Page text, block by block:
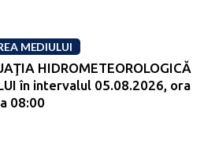
MEDIULUI
HIDROMETEOROLOGICĂ
în intervalul 05.08.2026, ora
08:00